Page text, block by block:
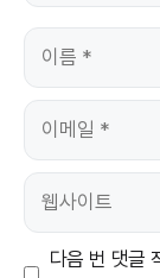
이
이
일
웹
다음 번 댓글